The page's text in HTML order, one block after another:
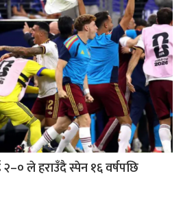
ले हराउँदै स्पेन १६ वर्षपछि